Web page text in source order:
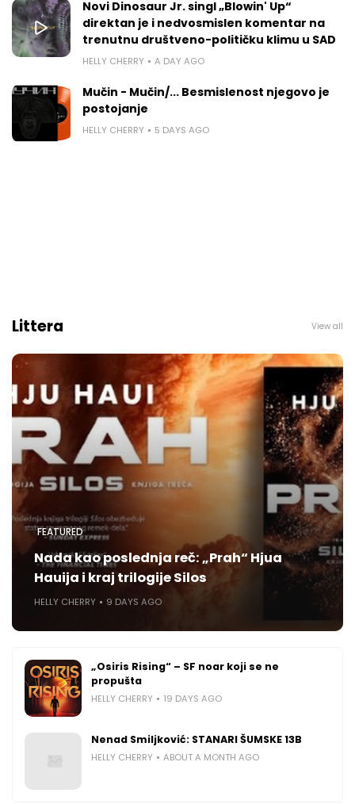
Novi Dinosaur Jr. singl „Blowin' Up“
direktan je i nedvosmislen komentar na
trenutnu društveno-političku klimu u SAD
HELLY CHERRY A DAY AGO
Mučin - Mučin/... Besmislenost njegovo je
postojanje
HELLY CHERRY 5 DAYS AGO
Littera View all
FEATURED
Nada kao poslednja reč: „Prah“ Hjua
Hauija i kraj trilogije Silos
HELLY CHERRY 9 DAYS AGO
„Osiris Rising“ – SF noar koji se ne
propušta
HELLY CHERRY 19 DAYS AGO
Nenad Smiljković: STANARI ŠUMSKE 13B
HELLY CHERRY ABOUT A MONTH AGO